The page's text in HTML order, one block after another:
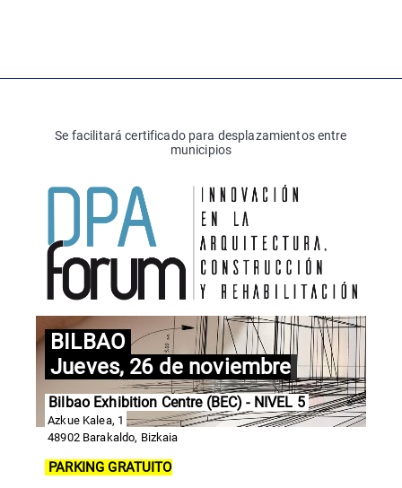
Se facilitará certificado para desplazamientos entre
municipios
BILBAO
Jueves, 26 de noviembre
Bilbao Exhibition Centre (BEC) - NIVEL 5
Azkue Kalea, 1
48902 Barakaldo, Bizkaia
PARKING GRATUITO